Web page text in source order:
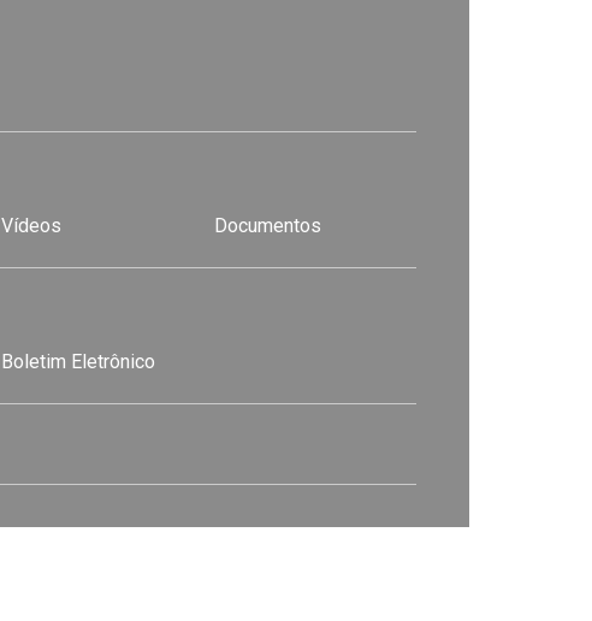
Vídeos Documentos
Boletim Eletrônico